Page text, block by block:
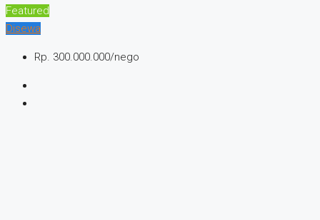
Featured
Disewa
Rp. 300.000.000/nego